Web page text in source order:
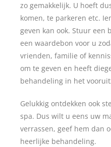
zo gemakkelijk. U hoeft
komen, te parkeren etc.
geven kan ook. Stuur een
een waardebon voor u
vrienden, familie of
om te geven en heeft
behandeling in het
Gelukkig ontdekken ook
spa. Dus wilt u eens uw
verrassen, geef hem dan
heerlijke behandeling.